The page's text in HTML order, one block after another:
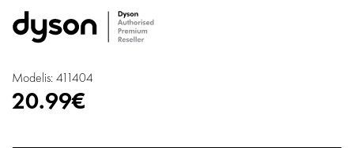
Modelis: 411404
20.99€